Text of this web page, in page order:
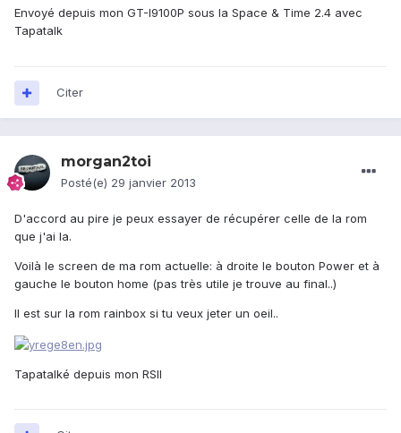
Envoyé depuis mon GT-I9100P sous la Space & Time 2.4 avec
Tapatalk
Citer
morgan2toi
Posté(e) 29 janvier 2013
D'accord au pire je peux essayer de récupérer celle de la rom
que j'ai la.
Voilà le screen de ma rom actuelle: à droite le bouton Power et à
gauche le bouton home (pas très utile je trouve au final..)
Il est sur la rom rainbox si tu veux jeter un oeil..
Tapatalké depuis mon RSII